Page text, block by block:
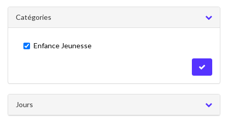
Catégories
Enfance Jeunesse
Jours